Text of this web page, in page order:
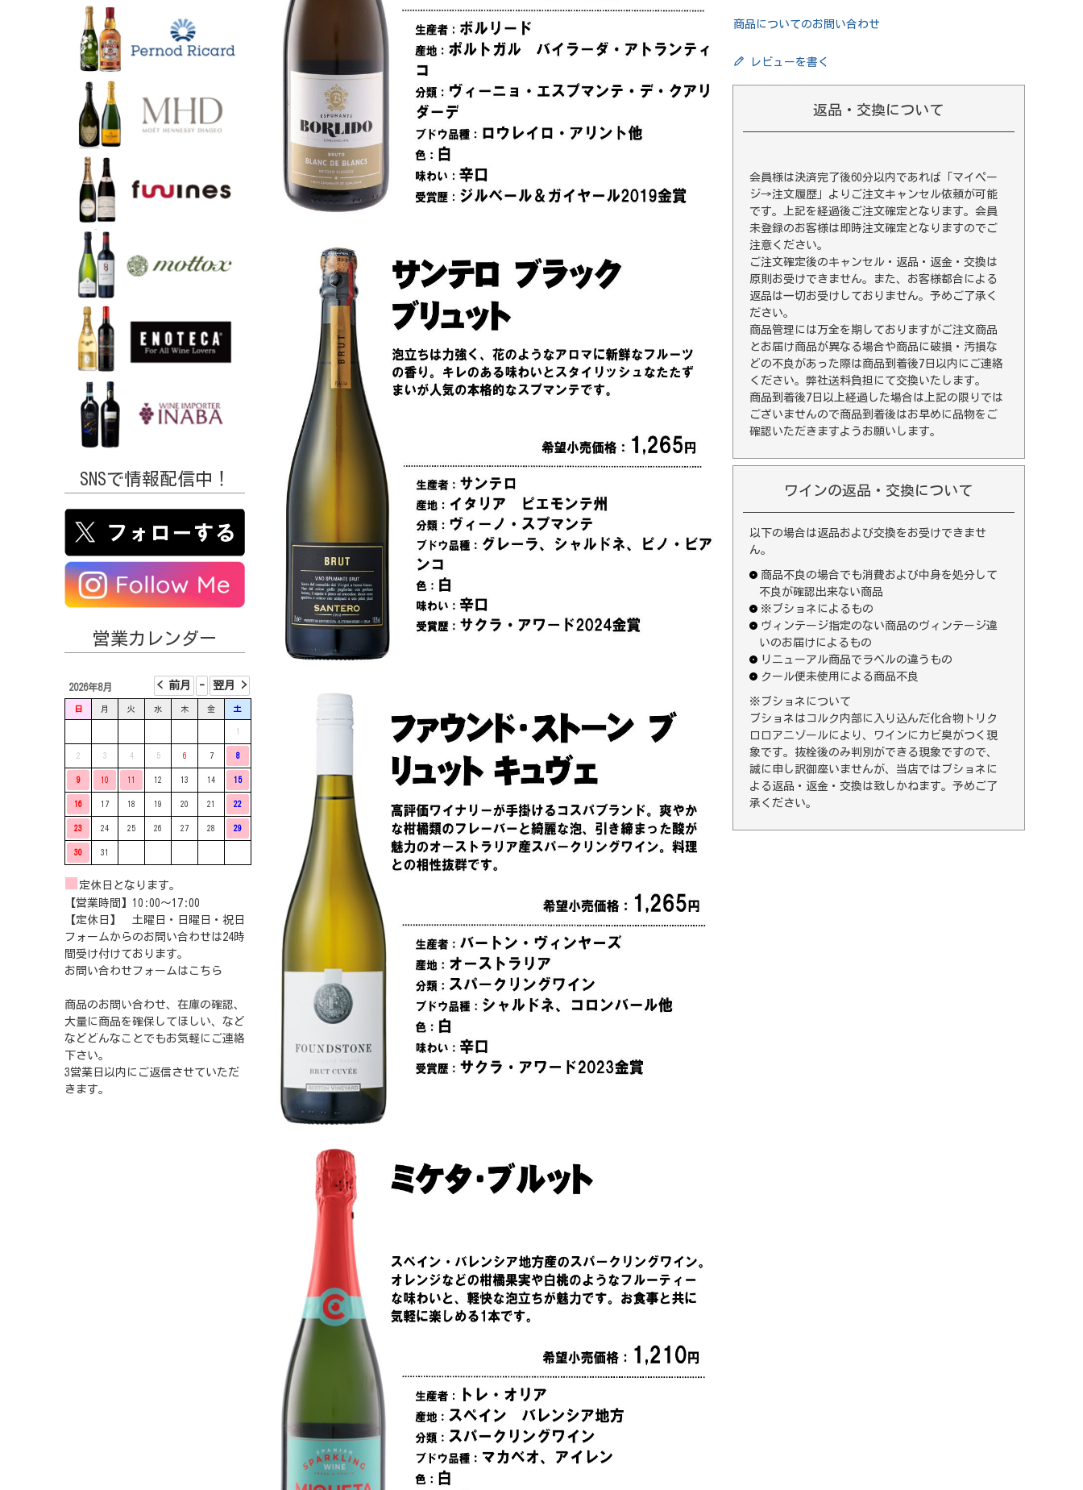
SNSで情報配信中！
営業カレンダー
2026年8月
日 月 火 水 木 金 土
1
2 3 4 5 6 7 8
9 10 11 12 13 14 15
16 17 18 19 20 21 22
23 24 25 26 27 28 29
30 31
定休日となります。
【営業時間】10:00〜17:00
【定休日】 土曜日・日曜日・祝日
フォームからのお問い合わせは24時
間受け付けております。
お問い合わせフォームは こちら
商品のお問い合わせ、在庫の確認、
大量に商品を確保してほしい、など
などどんなことでもお気軽にご連絡
下さい。
3営業日以内にご返信させていただ
きます。
商品についてのお問い合わせ
レビューを書く
返品・交換について
会員様は決済完了後60分以内であれば 「マイペー
ジ→注文履歴」 よりご注文キャンセル依頼が可能
です。上記を経過後ご注文確定となります。会員
未登録のお客様は即時注文確定となりますのでご
注意ください。
ご注文確定後のキャンセル・返品・返金・交換は
原則お受けできません。また、お客様都合による
返品は一切お受けしておりません。予めご了承く
ださい。
商品管理には万全を期しておりますがご注文商品
とお届け商品が異なる場合や商品に破損・汚損な
どの不良があった際は商品到着後7日以内にご連絡
ください。弊社送料負担にて交換いたします。
商品到着後7日以上経過した場合は上記の限りでは
ございませんので商品到着後はお早めに品物をご
確認いただきますようお願いします。
ワインの返品・交換について
以下の場合は返品および交換をお受けできませ
ん。
商品不良の場合でも消費および中身を処分して
不良が確認出来ない商品
※ブショネによるもの
ヴィンテージ指定のない商品のヴィンテージ違
いのお届けによるもの
リニューアル商品でラベルの違うもの
クール便未使用による商品不良
※ブショネについて
ブショネはコルク内部に入り込んだ化合物トリク
ロロアニゾールにより、ワインにカビ臭がつく現
象です。抜栓後のみ判別ができる現象ですので、
誠に申し訳御座いませんが、当店ではブショネに
よる返品・返金・交換は致しかねます。予めご了
承ください。